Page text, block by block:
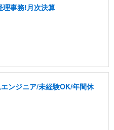
理事務!月次決算
ンジニア/未経験OK/年間休